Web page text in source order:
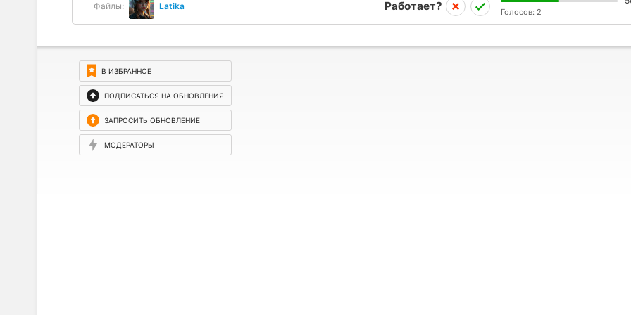
Файлы: Latika Работает? Голосов: 2
В ИЗБРАННОЕ
ПОДПИСАТЬСЯ НА ОБНОВЛЕНИЯ
ЗАПРОСИТЬ ОБНОВЛЕНИЕ
МОДЕРАТОРЫ